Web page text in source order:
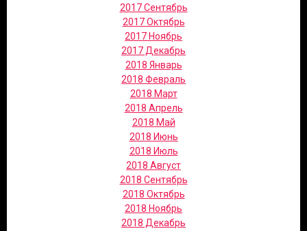
2017 Сентябрь
2017 Октябрь
2017 Ноябрь
2017 Декабрь
2018 Январь
2018 Февраль
2018 Март
2018 Апрель
2018 Май
2018 Июнь
2018 Июль
2018 Август
2018 Сентябрь
2018 Октябрь
2018 Ноябрь
2018 Декабрь